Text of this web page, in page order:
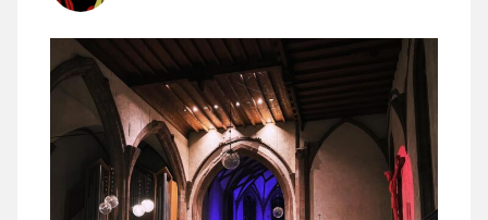
stuttgarter_oratorienchor
März 24